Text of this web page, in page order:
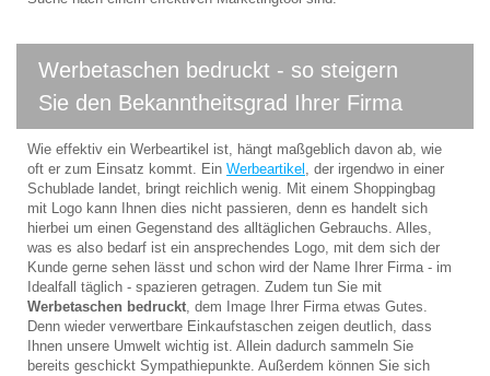
Werbetaschen bedruckt - so steigern
Sie den Bekanntheitsgrad Ihrer Firma
Wie effektiv ein Werbeartikel ist, hängt maßgeblich davon ab, wie
oft er zum Einsatz kommt. Ein Werbeartikel , der irgendwo in einer
Schublade landet, bringt reichlich wenig. Mit einem Shoppingbag
mit Logo kann Ihnen dies nicht passieren, denn es handelt sich
hierbei um einen Gegenstand des alltäglichen Gebrauchs. Alles,
was es also bedarf ist ein ansprechendes Logo, mit dem sich der
Kunde gerne sehen lässt und schon wird der Name Ihrer Firma - im
Idealfall täglich - spazieren getragen. Zudem tun Sie mit
Werbetaschen bedruckt, dem Image Ihrer Firma etwas Gutes.
Denn wieder verwertbare Einkaufstaschen zeigen deutlich, dass
Ihnen unsere Umwelt wichtig ist. Allein dadurch sammeln Sie
bereits geschickt Sympathiepunkte. Außerdem können Sie sich